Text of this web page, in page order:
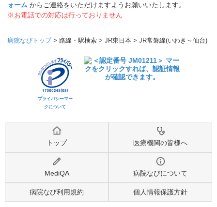
ォーム からご連絡をいただけますようお願いいたします。
※お電話での対応は行っておりません
病院なびトップ> 路線・駅検索 > JR東日本 > JR常磐線(いわき～仙台)
プライバシーマー
クについて
トップ 医療機関の皆様へ
MediQA 病院なびについて
病院なび利用規約 個人情報保護方針